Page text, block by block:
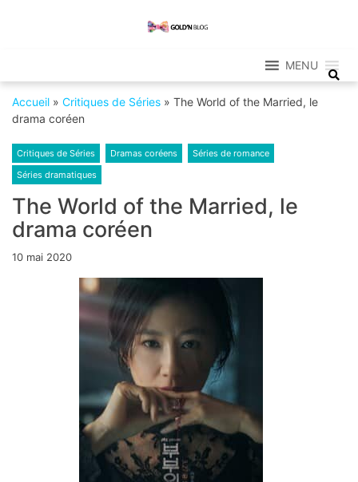
Gold'n Blog
cuisine
MENU
Accueil » Critiques de Séries » The World of the Married, le
drama coréen
Critiques de Séries Dramas coréens
Séries de romance
Séries dramatiques
The World of the Married, le
drama coréen
10 mai 2020